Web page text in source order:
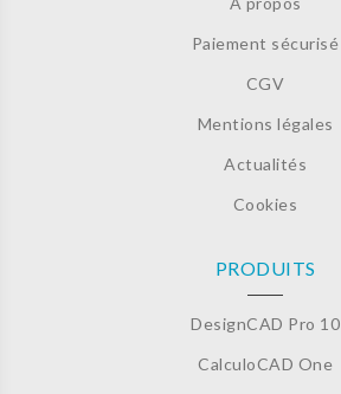
Paiement sécurisé
CGV
Mentions légales
Actualités
Cookies
PRODUITS
DesignCAD Pro 10
CalculoCAD One